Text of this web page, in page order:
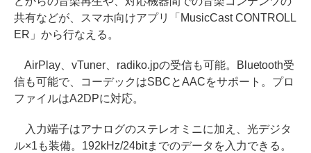
共有などが、スマホ向けアプリ「MusicCast CONTROLL
ER」から行なえる。
AirPlay、vTuner、radiko.jpの受信も可能。Bluetooth受
信も可能で、コーデックはSBCとAACをサポート。プロ
ファイルはA2DPに対応。
入力端子はアナログのステレオミニに加え、光デジタ
ル×1も装備。192kHz/24bitまでのデータを入力できる。